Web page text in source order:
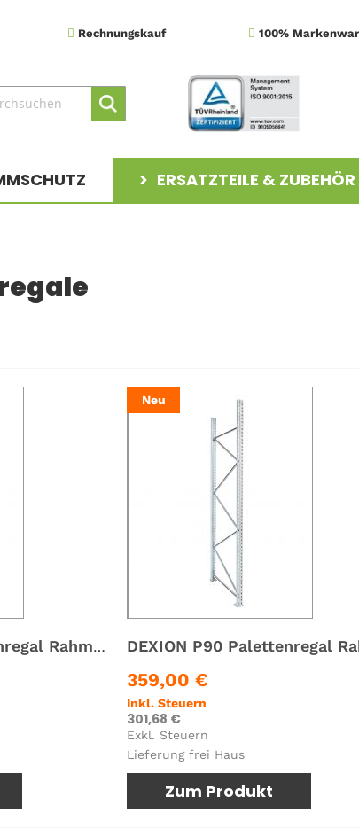
Rechnungskauf 100%
Suche
ERSATZTEILE & ZUBEHÖR
DEXION P90 Palettenregal Rahmen Ständer Höhe 4.000 mm x Tiefe 1100 mm
Neu
359,00 €
Inkl. Steuern
301,68 €
Exkl. Steuern
Lieferung frei Haus
Zum Produkt